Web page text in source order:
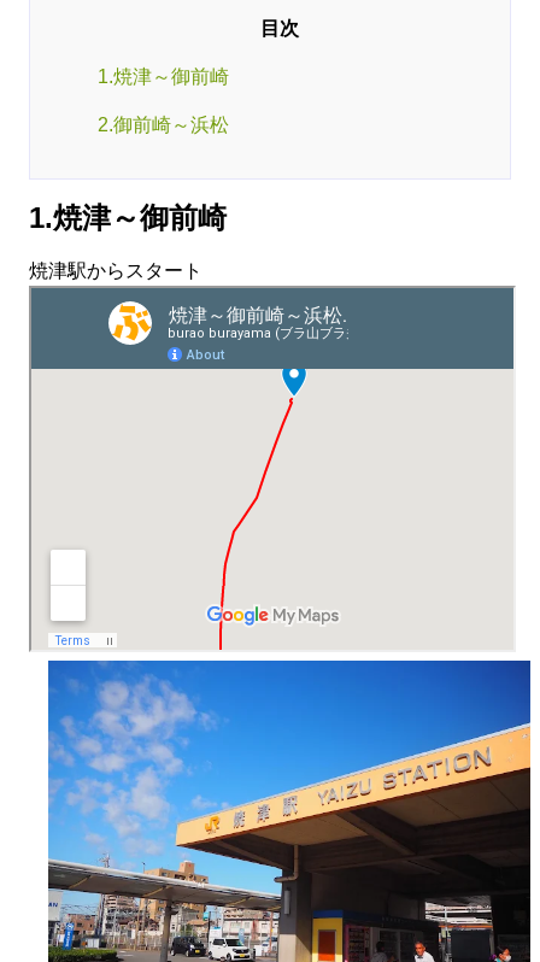
1.焼津～御前崎
2.御前崎～浜松
1.焼津～御前崎
焼津駅からスタート